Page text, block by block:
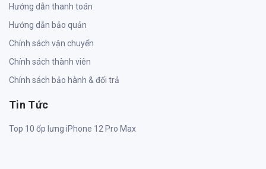
Hướng dẫn thanh toán
Hướng dẫn bảo quản
Chính sách vận chuyển
Chính sách thành viên
Chính sách bảo hành & đổi trả
Tin Tức
Top 10 ốp lưng iPhone 12 Pro Max